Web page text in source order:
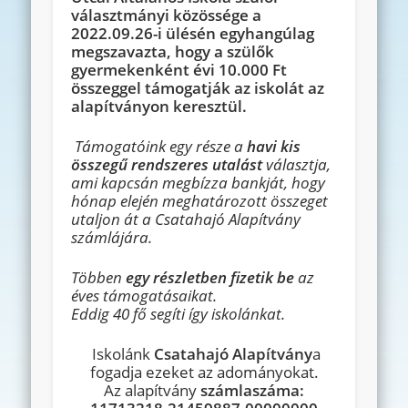
választmányi közössége a
2022.09.26-i ülésén egyhangúlag
megszavazta, hogy a szülők
gyermekenként évi 10.000 Ft
összeggel támogatják az iskolát az
alapítványon keresztül.
Támogatóink egy része ahavi kis
összegű rendszeres utalástválasztja,
ami kapcsán megbízza bankját, hogy
hónap elején meghatározott összeget
utaljon át a Csatahajó Alapítvány
számlájára.
Többenegy részletben fizetik beaz
éves támogatásaikat.
Eddig 40 fő segíti így iskolánkat.
Iskolánk Csatahajó Alapítványa
fogadja ezeket az adományokat.
Az alapítványszámlaszáma: